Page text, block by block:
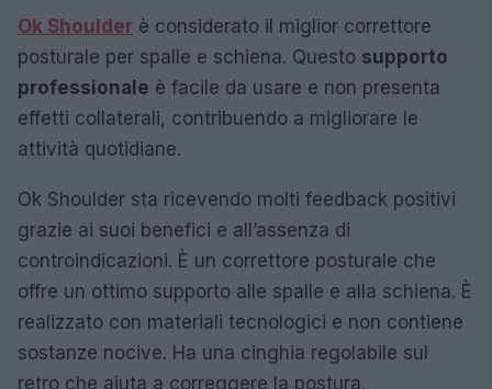
Ok Shoulder è considerato il miglior correttore
posturale per spalle e schiena. Questo supporto
professionale è facile da usare e non presenta
effetti collaterali, contribuendo a migliorare le
attività quotidiane.
Ok Shoulder sta ricevendo molti feedback positivi
grazie ai suoi benefici e all’assenza di
controindicazioni. È un correttore posturale che
offre un ottimo supporto alle spalle e alla schiena. È
realizzato con materiali tecnologici e non contiene
sostanze nocive. Ha una cinghia regolabile sul
retro che aiuta a correggere la postura.